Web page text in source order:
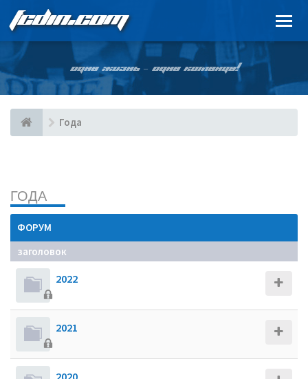
FCDIN.COM
ОДНА ЖИЗНЬ – ОДНА КОМАНДА!
Года
ГОДА
ФОРУМ
заголовок
2022
2021
2020